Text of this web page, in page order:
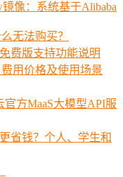
像：系统基于Alibaba
无法购买？
费版支持功能说明
用价格及使用场景
官方MaaS大模型API服
省钱？个人、学生和